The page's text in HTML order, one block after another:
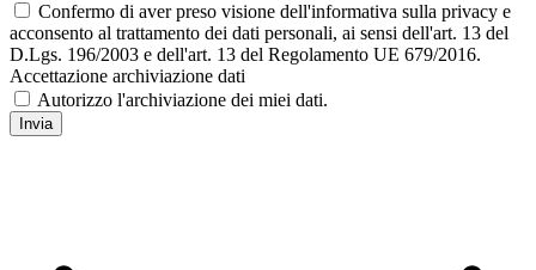
Confermo di aver preso visione dell'informativa sulla privacy e
acconsento al trattamento dei dati personali, ai sensi dell'art. 13 del
D.Lgs. 196/2003 e dell'art. 13 del Regolamento UE 679/2016.
Accettazione archiviazione dati
Autorizzo l'archiviazione dei miei dati.
Invia